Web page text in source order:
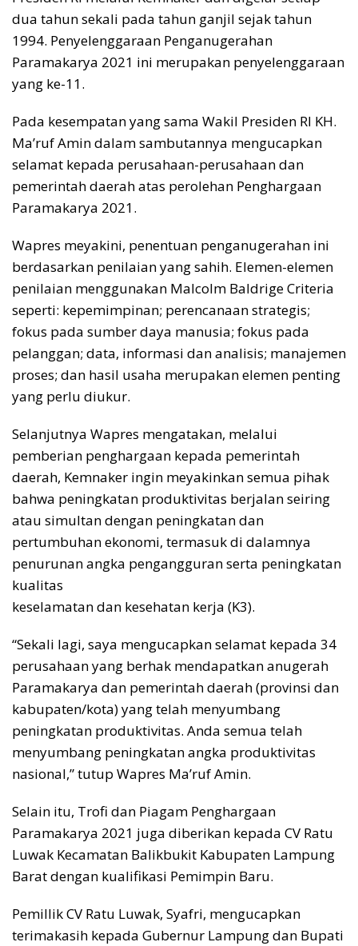
dua tahun sekali pada tahun ganjil sejak tahun
1994. Penyelenggaraan Penganugerahan
Paramakarya 2021 ini merupakan penyelenggaraan
yang ke-11.
Pada kesempatan yang sama Wakil Presiden RI KH.
Ma’ruf Amin dalam sambutannya mengucapkan
selamat kepada perusahaan-perusahaan dan
pemerintah daerah atas perolehan Penghargaan
Paramakarya 2021.
Wapres meyakini, penentuan penganugerahan ini
berdasarkan penilaian yang sahih. Elemen-elemen
penilaian menggunakan Malcolm Baldrige Criteria
seperti: kepemimpinan; perencanaan strategis;
fokus pada sumber daya manusia; fokus pada
pelanggan; data, informasi dan analisis; manajemen
proses; dan hasil usaha merupakan elemen penting
yang perlu diukur.
Selanjutnya Wapres mengatakan, melalui
pemberian penghargaan kepada pemerintah
daerah, Kemnaker ingin meyakinkan semua pihak
bahwa peningkatan produktivitas berjalan seiring
atau simultan dengan peningkatan dan
pertumbuhan ekonomi, termasuk di dalamnya
penurunan angka pengangguran serta peningkatan
kualitas
keselamatan dan kesehatan kerja (K3).
“Sekali lagi, saya mengucapkan selamat kepada 34
perusahaan yang berhak mendapatkan anugerah
Paramakarya dan pemerintah daerah (provinsi dan
kabupaten/kota) yang telah menyumbang
peningkatan produktivitas. Anda semua telah
menyumbang peningkatan angka produktivitas
nasional,” tutup Wapres Ma’ruf Amin.
Selain itu, Trofi dan Piagam Penghargaan
Paramakarya 2021 juga diberikan kepada CV Ratu
Luwak Kecamatan Balikbukit Kabupaten Lampung
Barat dengan kualifikasi Pemimpin Baru.
Pemillik CV Ratu Luwak, Syafri, mengucapkan
terimakasih kepada Gubernur Lampung dan Bupati